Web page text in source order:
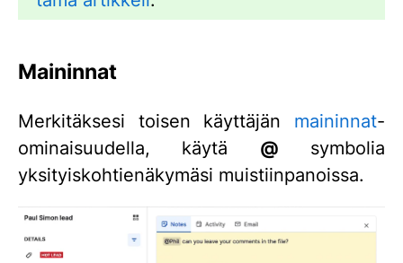
Maininnat
Merkitäksesi toisen käyttäjän maininnat-
ominaisuudella, käytä @ symbolia
yksityiskohtienäkymäsi muistiinpanoissa.